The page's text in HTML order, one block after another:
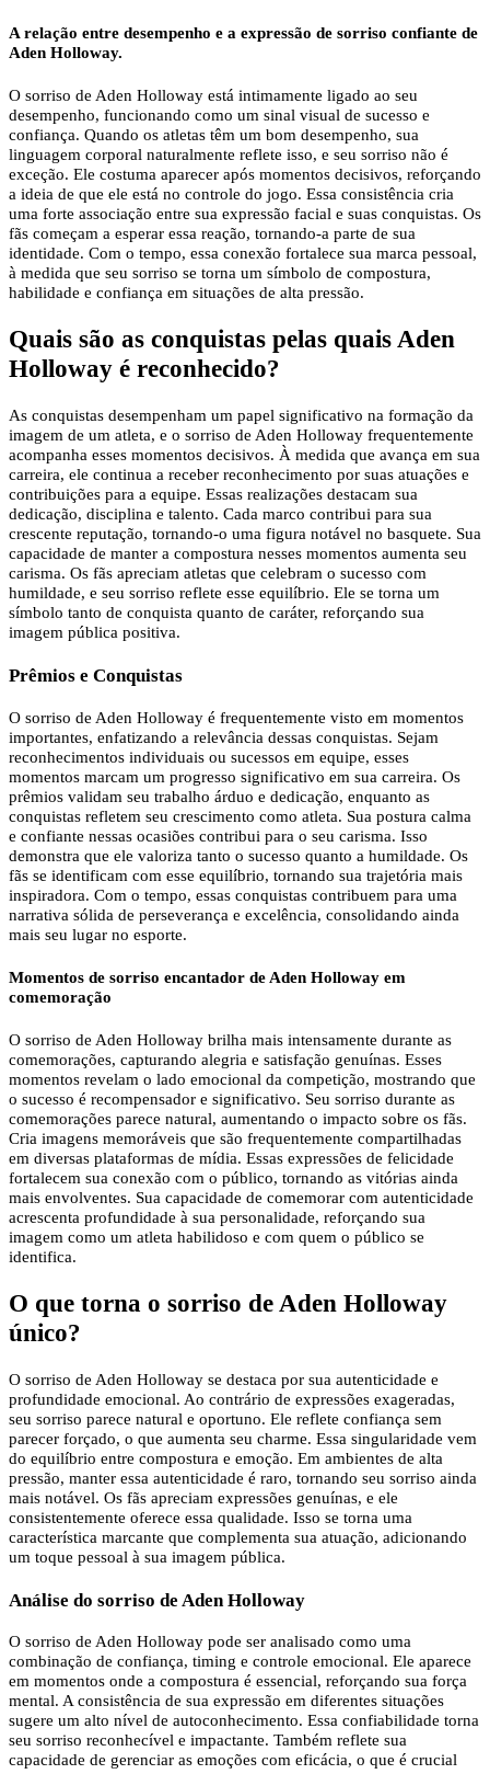
A relação entre desempenho e a expressão de sorriso confiante de
Aden Holloway.
O sorriso de Aden Holloway está intimamente ligado ao seu
desempenho, funcionando como um sinal visual de sucesso e
confiança. Quando os atletas têm um bom desempenho, sua
linguagem corporal naturalmente reflete isso, e seu sorriso não é
exceção. Ele costuma aparecer após momentos decisivos, reforçando
a ideia de que ele está no controle do jogo. Essa consistência cria
uma forte associação entre sua expressão facial e suas conquistas. Os
fãs começam a esperar essa reação, tornando-a parte de sua
identidade. Com o tempo, essa conexão fortalece sua marca pessoal,
à medida que seu sorriso se torna um símbolo de compostura,
habilidade e confiança em situações de alta pressão.
Quais são as conquistas pelas quais Aden
Holloway é reconhecido?
As conquistas desempenham um papel significativo na formação da
imagem de um atleta, e o sorriso de Aden Holloway frequentemente
acompanha esses momentos decisivos. À medida que avança em sua
carreira, ele continua a receber reconhecimento por suas atuações e
contribuições para a equipe. Essas realizações destacam sua
dedicação, disciplina e talento. Cada marco contribui para sua
crescente reputação, tornando-o uma figura notável no basquete. Sua
capacidade de manter a compostura nesses momentos aumenta seu
carisma. Os fãs apreciam atletas que celebram o sucesso com
humildade, e seu sorriso reflete esse equilíbrio. Ele se torna um
símbolo tanto de conquista quanto de caráter, reforçando sua
imagem pública positiva.
Prêmios e Conquistas
O sorriso de Aden Holloway é frequentemente visto em momentos
importantes, enfatizando a relevância dessas conquistas. Sejam
reconhecimentos individuais ou sucessos em equipe, esses
momentos marcam um progresso significativo em sua carreira. Os
prêmios validam seu trabalho árduo e dedicação, enquanto as
conquistas refletem seu crescimento como atleta. Sua postura calma
e confiante nessas ocasiões contribui para o seu carisma. Isso
demonstra que ele valoriza tanto o sucesso quanto a humildade. Os
fãs se identificam com esse equilíbrio, tornando sua trajetória mais
inspiradora. Com o tempo, essas conquistas contribuem para uma
narrativa sólida de perseverança e excelência, consolidando ainda
mais seu lugar no esporte.
Momentos de sorriso encantador de Aden Holloway em
comemoração
O sorriso de Aden Holloway brilha mais intensamente durante as
comemorações, capturando alegria e satisfação genuínas. Esses
momentos revelam o lado emocional da competição, mostrando que
o sucesso é recompensador e significativo. Seu sorriso durante as
comemorações parece natural, aumentando o impacto sobre os fãs.
Cria imagens memoráveis ​​que são frequentemente compartilhadas
em diversas plataformas de mídia. Essas expressões de felicidade
fortalecem sua conexão com o público, tornando as vitórias ainda
mais envolventes. Sua capacidade de comemorar com autenticidade
acrescenta profundidade à sua personalidade, reforçando sua
imagem como um atleta habilidoso e com quem o público se
identifica.
O que torna o sorriso de Aden Holloway
único?
O sorriso de Aden Holloway se destaca por sua autenticidade e
profundidade emocional. Ao contrário de expressões exageradas,
seu sorriso parece natural e oportuno. Ele reflete confiança sem
parecer forçado, o que aumenta seu charme. Essa singularidade vem
do equilíbrio entre compostura e emoção. Em ambientes de alta
pressão, manter essa autenticidade é raro, tornando seu sorriso ainda
mais notável. Os fãs apreciam expressões genuínas, e ele
consistentemente oferece essa qualidade. Isso se torna uma
característica marcante que complementa sua atuação, adicionando
um toque pessoal à sua imagem pública.
Análise do sorriso de Aden Holloway
O sorriso de Aden Holloway pode ser analisado como uma
combinação de confiança, timing e controle emocional. Ele aparece
em momentos onde a compostura é essencial, reforçando sua força
mental. A consistência de sua expressão em diferentes situações
sugere um alto nível de autoconhecimento. Essa confiabilidade torna
seu sorriso reconhecível e impactante. Também reflete sua
capacidade de gerenciar as emoções com eficácia, o que é crucial